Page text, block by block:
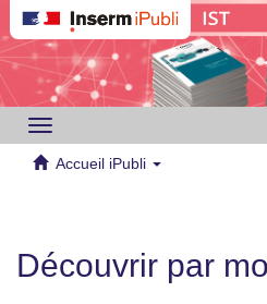
Toggle
navigation
Accueil iPubli
Découvrir par